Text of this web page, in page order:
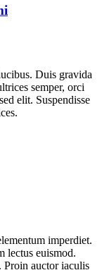
Duis gravida
semper, orci
elit. Suspendisse
imperdiet.
lectus euismod.
Proin auctor iaculis